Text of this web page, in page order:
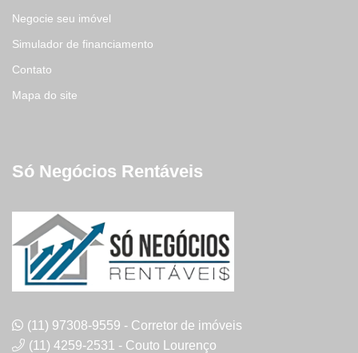
Negocie seu imóvel
Simulador de financiamento
Contato
Mapa do site
Só Negócios Rentáveis
(11) 97308-9559 - Corretor de imóveis
(11) 4259-2531 - Couto Lourenço